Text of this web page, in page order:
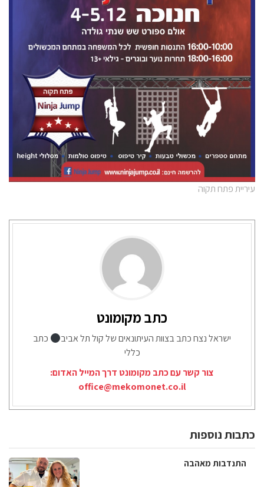
עיריית פתח תקוה
כתב מקומונט
ישראל נצח כתב בצוות העיתונאים של קול תל אביב
כתב
כללי
צור קשר עם כתב מקומונט דרך המייל האדום:
office@mekomonet.co.il
כתבות נוספות
התנדבות מאהבה